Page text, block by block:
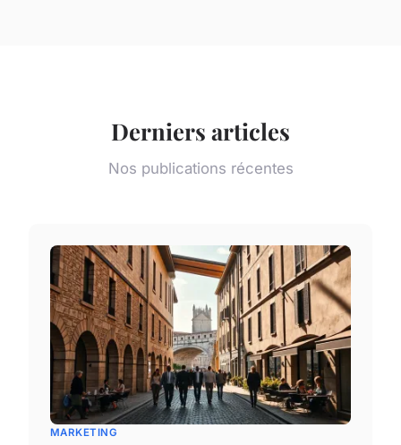
Derniers articles
Nos publications récentes
MARKETING